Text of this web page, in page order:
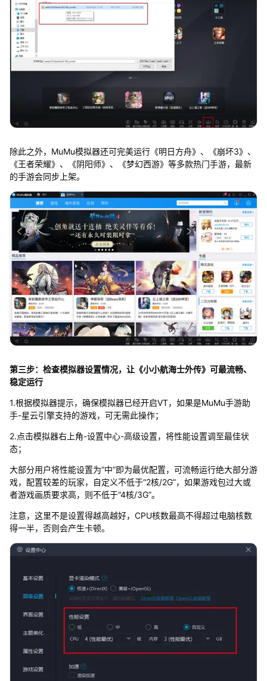
除此之外，MuMu模拟器还可完美运行《明日方舟》、《崩坏3》、
《王者荣耀》、《阴阳师》、《梦幻西游》等多款热门手游，最新
的手游会同步上架。
第三步：检查模拟器设置情况，让《小小航海士外传》可最流畅、
稳定运行
1.根据模拟器提示，确保模拟器已经开启VT，如果是MuMu手游助
手-星云引擎支持的游戏，可无需此操作；
2.点击模拟器右上角-设置中心-高级设置，将性能设置调至最佳状
态；
大部分用户将性能设置为“中”即为最优配置，可流畅运行绝大部分游
戏，配置较差的玩家，自定义不低于“2核/2G”，如果游戏包过大或
者游戏画质要求高，则不低于“4核/3G”。
注意，这里不是设置得越高越好，CPU核数最高不得超过电脑核数
得一半，否则会产生卡顿。